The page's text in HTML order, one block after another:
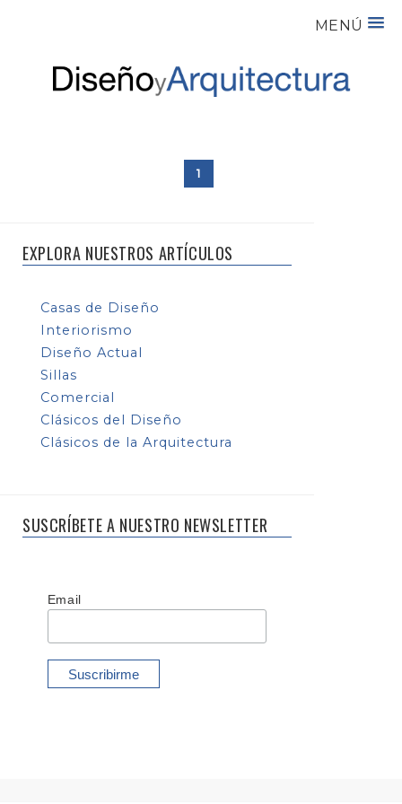
MENÚ
1
EXPLORA NUESTROS ARTÍCULOS
Casas de Diseño
Interiorismo
Diseño Actual
Sillas
Comercial
Clásicos del Diseño
Clásicos de la Arquitectura
SUSCRÍBETE A NUESTRO NEWSLETTER
Email